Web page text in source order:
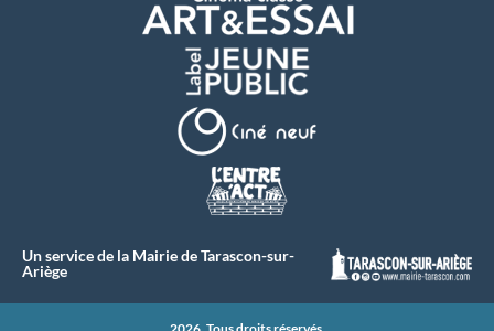
Un service de la Mairie de Tarascon-sur-
Ariège